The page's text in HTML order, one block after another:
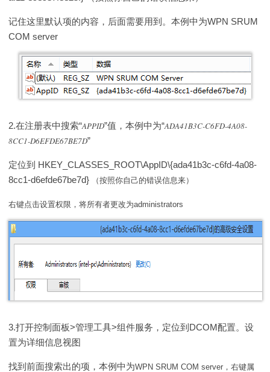
记住这里默认项的内容，后面需要用到。本例中为WPN SRUM
COM server
2.在注册表中搜索“APPID”值，本例中为“ADA41B3C-C6FD-4A08-
8CC1-D6EFDE67BE7D”
定位到 HKEY_CLASSES_ROOT\AppID\{ada41b3c-c6fd-4a08-
8cc1-d6efde67be7d} （按照你自己的错误信息来）
右键点击设置权限，将所有者更改为administrators
3.打开控制面板>管理工具>组件服务，定位到DCOM配置。设
置为详细信息视图
找到前面搜索出的项，本例中为WPN SRUM COM server，右键属